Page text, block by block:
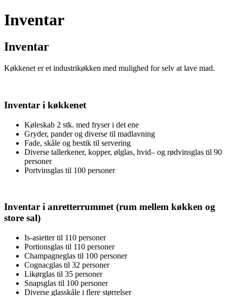
Inventar
Inventar
Køkkenet er et industrikøkken med mulighed for selv at lave mad.
Inventar i køkkenet
Køleskab 2 stk. med fryser i det ene
Gryder, pander og diverse til madlavning
Fade, skåle og bestik til servering
Diverse tallerkener, kopper, ølglas, hvid– og rødvinsglas til 90
personer
Portvinsglas til 100 personer
Inventar i anretterrummet (rum mellem køkken og
store sal)
Is-asietter til 110 personer
Portionsglas til 110 personer
Champagneglas til 100 personer
Cognacglas til 32 personer
Likørglas til 35 personer
Snapsglas til 100 personer
Diverse glasskåle i flere størrelser